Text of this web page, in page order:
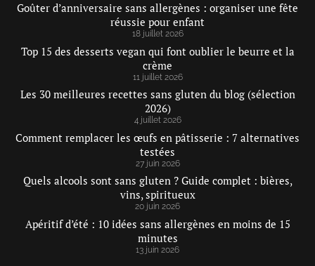
Goûter d’anniversaire sans allergènes : organiser une fête
réussie pour enfant
18 juillet 2026
Top 15 des desserts vegan qui font oublier le beurre et la
crème
11 juillet 2026
Les 30 meilleures recettes sans gluten du blog (sélection
2026)
4 juillet 2026
Comment remplacer les œufs en pâtisserie : 7 alternatives
testées
27 juin 2026
Quels alcools sont sans gluten ? Guide complet : bières,
vins, spiritueux
20 juin 2026
Apéritif d’été : 10 idées sans allergènes en moins de 15
minutes
13 juin 2026